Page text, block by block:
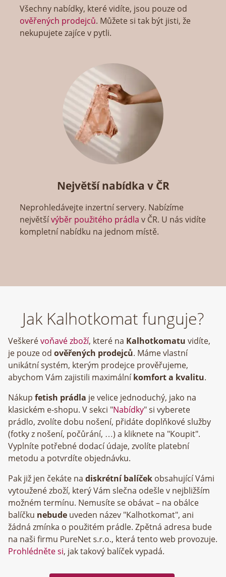
Všechny nabídky, které vidíte, jsou pouze od
ověřených prodejců. Můžete si tak být jisti, že
nekupujete zajíce v pytli.
Největší nabídka v ČR
Neprohledávejte inzertní servery. Nabízíme
největšívýběr použitého prádla v ČR. U nás vidíte
kompletní nabídku na jednom místě.
Jak Kalhotkomat funguje?
Veškerévoňavé zboží, které na Kalhotkomatu vidíte,
je pouze od ověřených prodejců. Máme vlastní
unikátní systém, kterým prodejce prověřujeme,
abychom Vám zajistili maximálníkomfort a kvalitu.
Nákup fetish prádla je velice jednoduchý, jako na
klasickém e-shopu. V sekci "Nabídky" si vyberete
prádlo, zvolíte dobu nošení, přidáte doplňkové služby
(fotky z nošení, počůrání, …) a kliknete na "Koupit".
Vyplníte potřebné dodací údaje, zvolíte platební
metodu a potvrdíte objednávku.
Pak již jen čekáte na diskrétní balíček obsahující Vámi
vytoužené zboží, který Vám slečna odešle v nejbližším
možném termínu. Nemusíte se obávat – na obálce
balíčku nebude uveden název "Kalhotkomat", ani
žádná zmínka o použitém prádle. Zpětná adresa bude
na naši firmu
, která tento web provozuje.
Prohlédněte si, jak takový balíček vypadá.